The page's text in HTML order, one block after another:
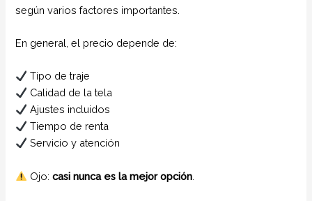
según varios factores importantes.
En general, el precio depende de:
Tipo de traje
Calidad de la tela
Ajustes incluidos
Tiempo de renta
Servicio y atención
Ojo:casi nunca es la mejor opción